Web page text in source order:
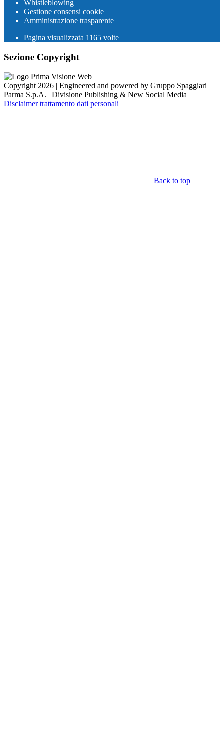
Whistleblowing
Gestione consensi cookie
Amministrazione trasparente
Pagina visualizzata 1165 volte
Sezione Copyright
Copyright 2026 | Engineered and powered by Gruppo Spaggiari
Parma S.p.A. | Divisione Publishing & New Social Media
Disclaimer trattamento dati personali
Back to top